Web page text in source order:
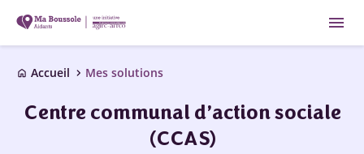
menu
home Accueil chevron_right Mes solutions
Centre communal d’action sociale
(CCAS)